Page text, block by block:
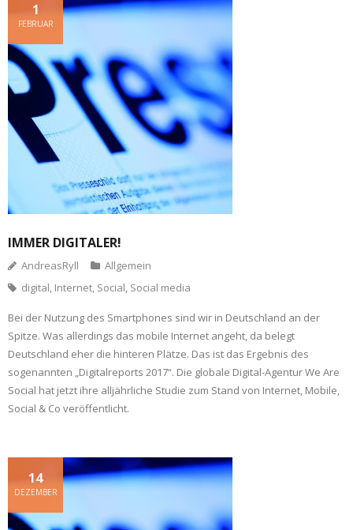
IMMER DIGITALER!
1
FEBRUAR
AndreasRyll
Allgemein
digital, Internet, Social, Social media
Bei der Nutzung des Smartphones sind wir in Deutschland an der
Spitze. Was allerdings das mobile Internet angeht, da belegt
Deutschland eher die hinteren Plätze. Das ist das Ergebnis des
sogenannten „Digitalreports 2017“. Die globale Digital-Agentur We Are
Social hat jetzt ihre alljährliche Studie zum Stand von Internet, Mobile,
Social & Co veröffentlicht.
14
DEZEMBER